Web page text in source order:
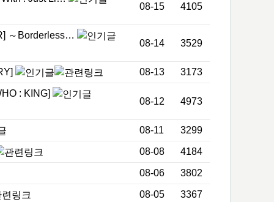
08-15 4105
～Borderless…
08-14 3529
08-13 3173
: KING]
08-12 4973
08-11 3299
08-08 4184
08-06 3802
08-05 3367